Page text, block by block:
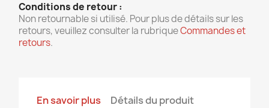
Conditions de retour :
Non retournable si utilisé. Pour plus de détails sur les
retours, veuillez consulter la rubriqueCommandes et
retours.
En savoir plus Détails du produit